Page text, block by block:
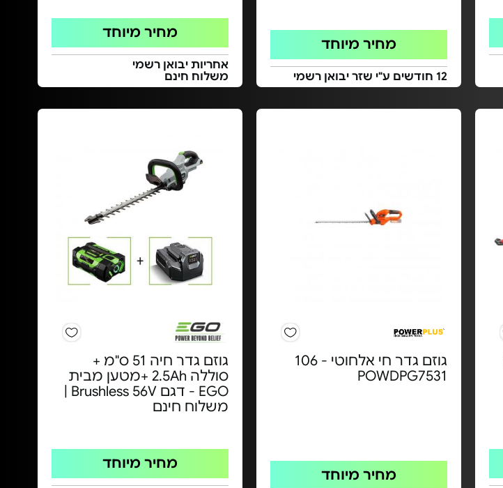
מחיר מיוחד
12 חודשים ע"י שזר יבואן רשמי
מחיר מיוחד
אחריות יבואן רשמי
משלוח חינם
גוזם גדר חי אלחוטי - 106
POWDPG7531
מחיר מיוחד
גוזם גדר חיה 51 ס"מ +
סוללה 2.5Ah +מטען מבית
EGO - דגם Brushless 56V |
משלוח חינם
מחיר מיוחד